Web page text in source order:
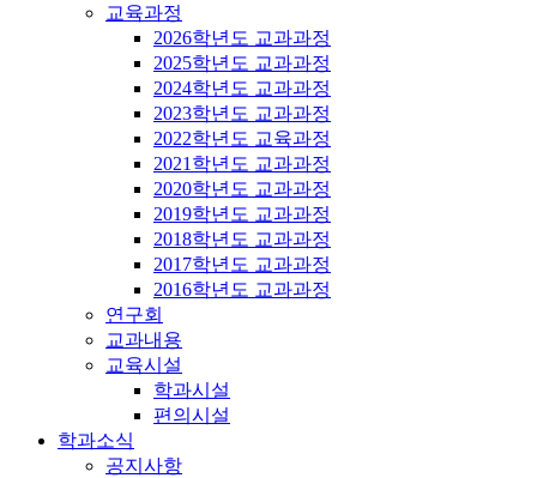
교육과정
2026학년도 교과과정
2025학년도 교과과정
2024학년도 교과과정
2023학년도 교과과정
2022학년도 교육과정
2021학년도 교과과정
2020학년도 교과과정
2019학년도 교과과정
2018학년도 교과과정
2017학년도 교과과정
2016학년도 교과과정
연구회
교과내용
교육시설
학과시설
편의시설
학과소식
공지사항